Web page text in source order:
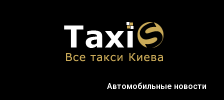
Автомобильные новости